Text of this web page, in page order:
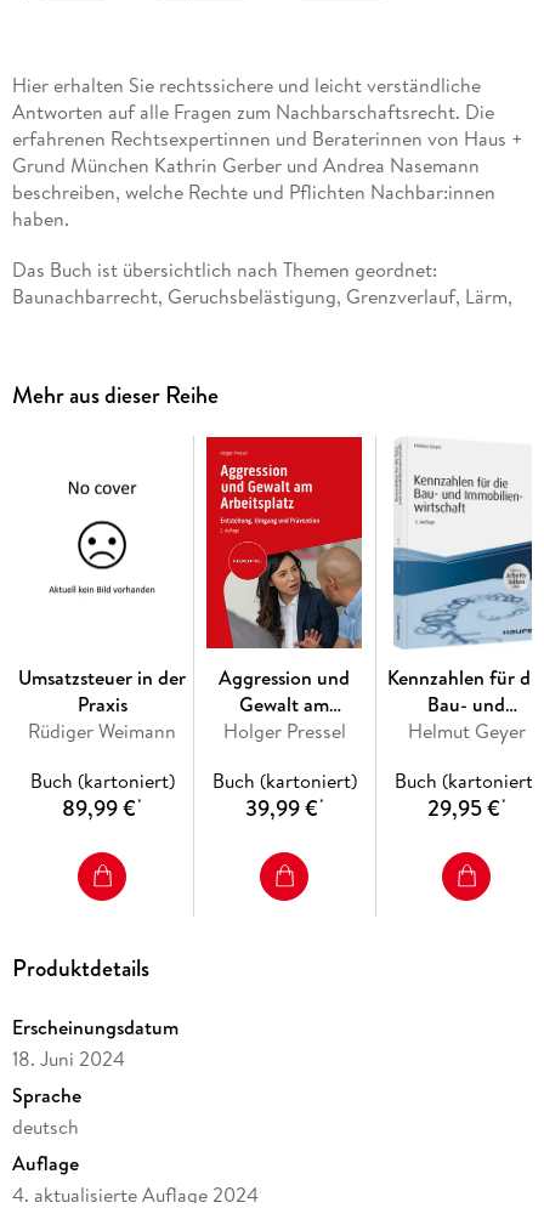
Hier erhalten Sie rechtssichere und leicht verständliche
Antworten auf alle Fragen zum Nachbarschaftsrecht. Die
erfahrenen Rechtsexpertinnen und Beraterinnen von Haus +
Grund München Kathrin Gerber und Andrea Nasemann
beschreiben, welche Rechte und Pflichten Nachbar:innen
haben.
Das Buch ist übersichtlich nach Themen geordnet:
Baunachbarrecht, Geruchsbelästigung, Grenzverlauf, Lärm,
sich auch über Schlichtungsverfahren und ihren Ablauf
informieren und bekommen praktische Unterstützung für alle
Aufgaben und Probleme, die bei Streitigkeiten anfallen.
Wo beginnt und endet ein Grundstück? Häufige Probleme
und ihre Lösungen
Rechte und Pflichten von Wohnungseigentümer:innen
Ansprüche und Rechte bei Störungen
Das Schlichtungsverfahren und Hilfen zur
Konfliktvermeidung
Neu in der 4. Auflage
: alles Wichtige zu
Barrierefreiheit, zu baulichen Maßnahmen und E-
Ladegeräten
myBook+:
Zugriff auf ergänzende Materialien und Inhalte
E-Book direkt online lesen im Browser
Persönliche Fachbibliothek mit Ihren Büchern
Mehr aus dieser Reihe
Umsatzsteuer in der
Praxis
Rüdiger Weimann
Buch (kartoniert)
89,99 €*
Aggression und
Gewalt am
Arbeitsplatz
Holger Pressel
Buch (kartoniert)
39,99 €*
Kennzahlen für
Bau- und
online
Helmut Geyer
Buch (kartoniert)
29,95 €*
Produktdetails
Erscheinungsdatum
18. Juni 2024
Sprache
deutsch
Auflage
4. aktualisierte Auflage 2024